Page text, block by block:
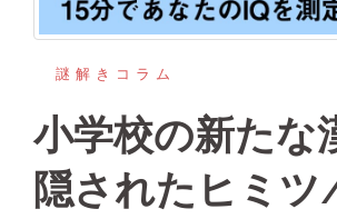
謎解きコラム
小学校の新たな
隠されたヒミ